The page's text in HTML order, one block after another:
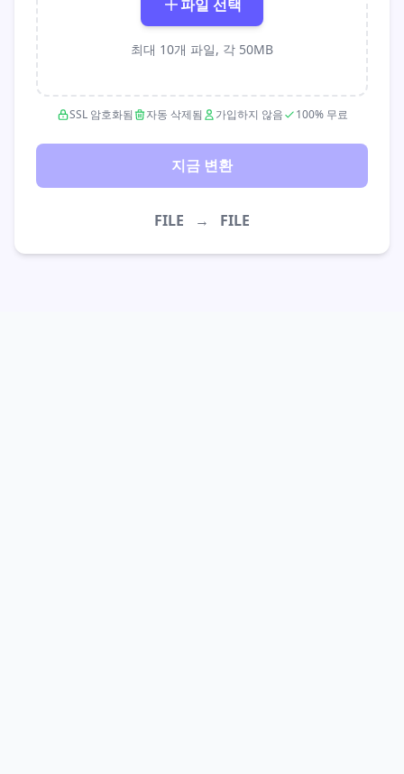
파일 선택
최대 10개 파일, 각 50MB
SSL 암호화됨 자동 삭제됨 가입하지 않음 100% 무료
지금 변환
FILE → FILE